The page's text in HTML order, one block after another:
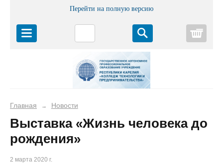
Перейти на полную версию
Главная → Новости
Выставка «Жизнь человека до
рождения»
2 марта 2020 г.